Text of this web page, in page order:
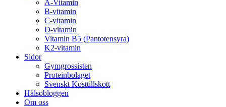
A-Vitamin
B-vitamin
C-vitamin
D-vitamin
Vitamin B5 (Pantotensyra)
K2-vitamin
Sidor
Gymgrossisten
Proteinbolaget
Svenskt Kosttillskott
Hälsobloggen
Om oss